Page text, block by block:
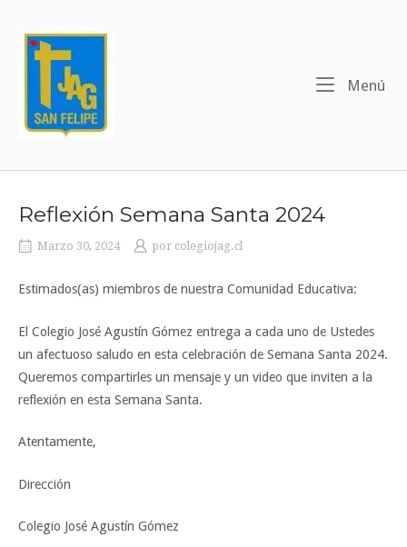
contenido
Menú
Reflexión Semana Santa 2024
Marzo 30, 2024 por colegiojag.cl
Estimados(as) miembros de nuestra Comunidad Educativa:
El Colegio José Agustín Gómez entrega a cada uno de Ustedes
un afectuoso saludo en esta celebración de Semana Santa 2024.
Queremos compartirles un mensaje y un video que inviten a la
reflexión en esta Semana Santa.
Atentamente,
Dirección
Colegio José Agustín Gómez